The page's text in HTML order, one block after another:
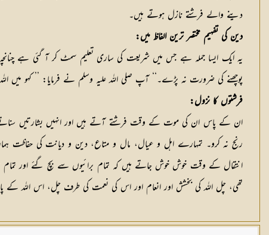
دینے والے فرشتے نازل ہوتے ہیں۔
دین کی تفہیم مختصر ترین الفاظ میں:
یہ ایک ایسا جملہ ہے جس میں شریعت کی ساری تعلیم سمٹ کر آ گئی ہے
پوچھنے کی ضرورت نہ پڑے۔‘‘ آپ صلی اللہ علیہ وسلم نے فرمایا: ’’ کہو میں
فرشتوں کا نزول:
ان کے پاس ان کی موت کے وقت فرشتے آتے ہیں اور انہیں بشارتیں
رنج نہ کرو۔ تمہارے اہل و عیال، مال و متاع، دین و دیانت کی حفاظت
انتقال کے وقت خوش خوش جاتے ہیں کہ تمام برائیوں سے بچ گئے اور تمام
تھی، چل اللہ کی بخشش اور انعام اور اس کی نعمت کی طرف چل، اس اللہ کے پاس